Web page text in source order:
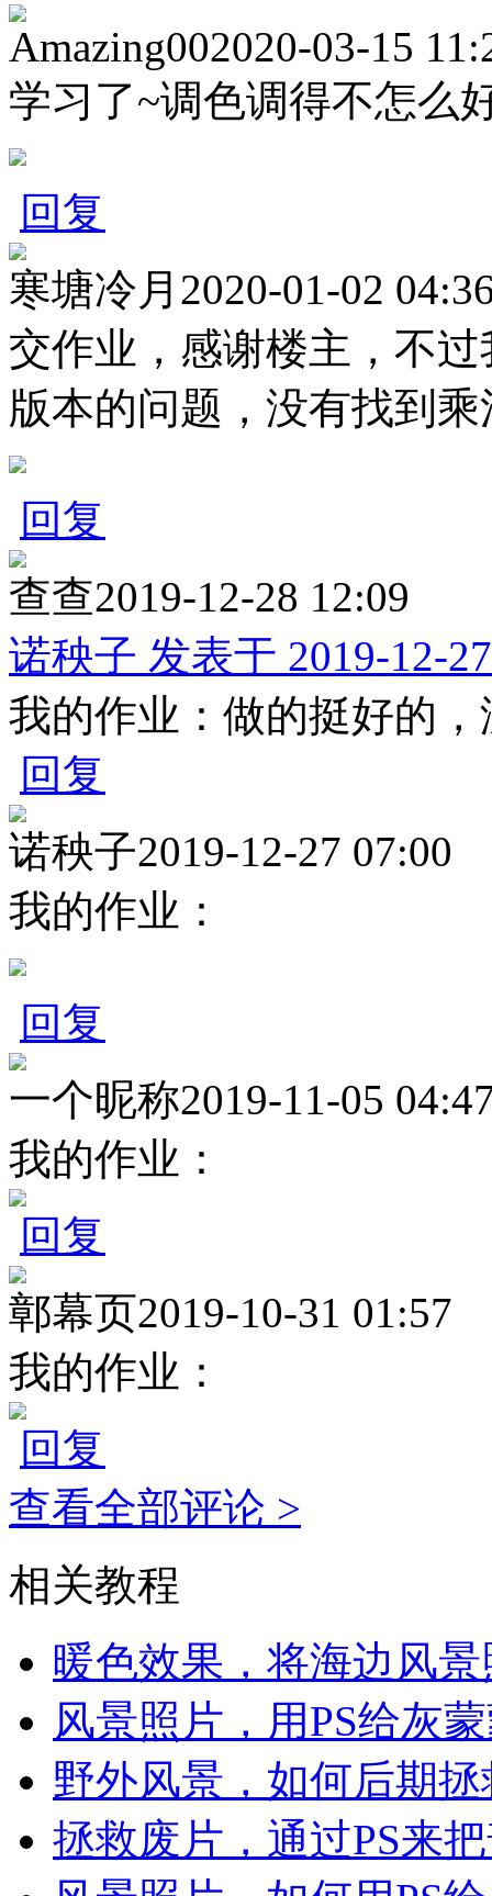
Amazing002020-03-15
学习了~调色调得不怎么
回复
寒塘冷月 2020-01-02
交作业，感谢楼主，不
版本的问题，没有找到
回复
查查2019-12-28 12:09
诺秧子 发表于 2019-12-
我的作业： 做的挺好的
回复
诺秧子2019-12-27 07:00
我的作业：
回复
一个昵称2019-11-05
我的作业：
回复
鄣幕页2019-10-31 01:57
我的作业：
回复
查看全部评论 >
相关教程
暖色效果，将海边风
风景照片，用PS给灰
野外风景，如何后期
拯救废片，通过PS来